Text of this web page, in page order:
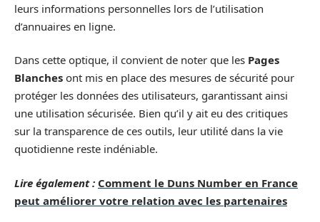
leurs informations personnelles lors de l’utilisation
d’annuaires en ligne.
Dans cette optique, il convient de noter que les Pages
Blanches ont mis en place des mesures de sécurité pour
protéger les données des utilisateurs, garantissant ainsi
une utilisation sécurisée. Bien qu’il y ait eu des critiques
sur la transparence de ces outils, leur utilité dans la vie
quotidienne reste indéniable.
Lire également : Comment le Duns Number en France
peut améliorer votre relation avec les partenaires